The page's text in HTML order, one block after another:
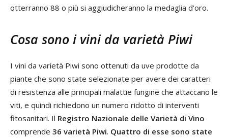
otterranno 88 o più si aggiudicheranno la medaglia d’oro.
Cosa sono i vini da varietà Piwi
I vini da varietà Piwi sono ottenuti da uve prodotte da
piante che sono state selezionate per avere dei caratteri
di resistenza alle principali malattie fungine che attaccano le
viti, e quindi richiedono un numero ridotto di interventi
fitosanitari. Il Registro Nazionale delle Varietà di Vino
comprende 36 varietà Piwi. Quattro di esse sono state